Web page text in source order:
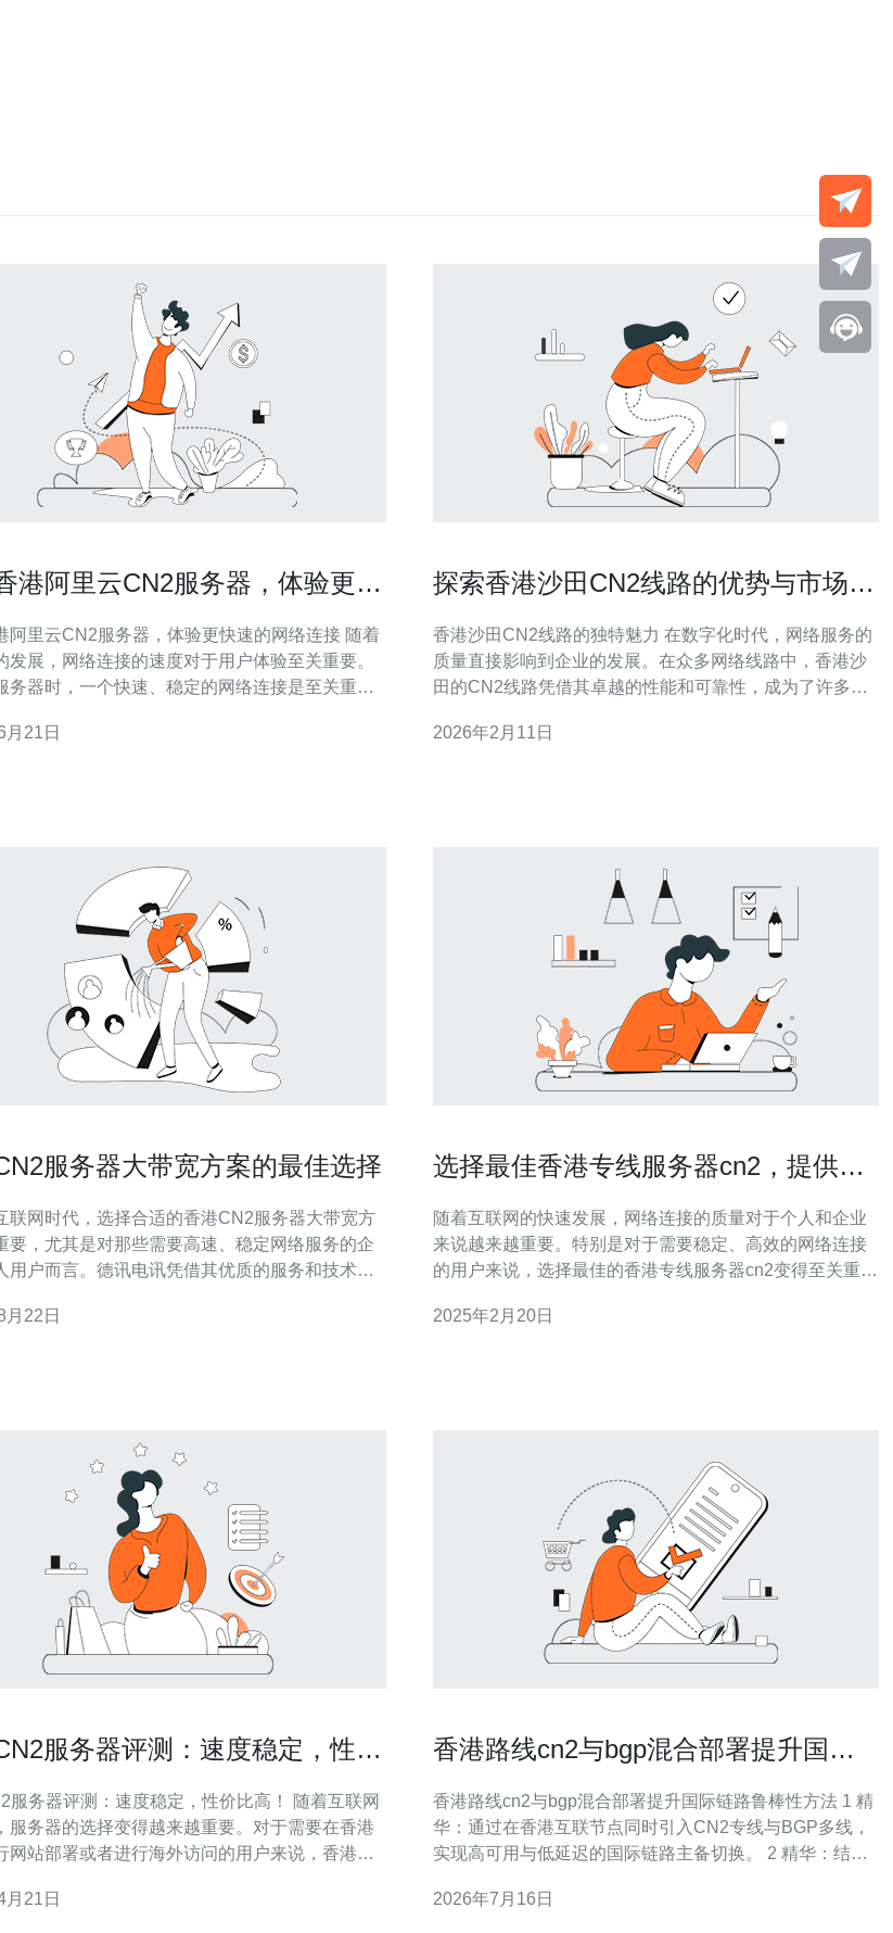
港阿里云CN2服务器，体验更快
阿里云CN2服务器，体验更快速的网络连接 随着
发展，网络连接的速度对于用户体验至关重要。
务器时，一个快速、稳定的网络连接是至关重要
别适合需要高速网络连接的用户。 阿里云CN2
月21日
探索香港沙田CN2线路的优势与市场竞
香港沙田CN2线路的独特魅力 在数字化时代，网络服务的
质量直接影响到企业的发展。在众多网络线路中，香港沙
田的CN2线路凭借其卓越的性能和可靠性，成为了许多企
场竞争力。 以下是香港沙田CN2线路的三大精华： 1. 高速
2026年2月11日
服务器大带宽方案的最佳选择
联网时代，选择合适的香港CN2服务器大带宽方
要，尤其是对那些需要高速、稳定网络服务的企
用户而言。德讯电讯凭借其优质的服务和技术支
将深入探讨香港CN2服务器的优势，以及为何德
月22日
选择最佳香港专线服务器cn2，提供高
随着互联网的快速发展，网络连接的质量对于个人和企业
来说越来越重要。特别是对于需要稳定、高效的网络连接
的用户来说，选择最佳的香港专线服务器cn2变得至关重
质量网络连接的服务器。它具有以下优势： 稳定性：香港
2025年2月20日
服务器评测：速度稳定，性价
务器评测：速度稳定，性价比高！ 随着互联网
服务器的选择变得越来越重要。对于需要在香港
网站部署或者进行海外访问的用户来说，香港
稳定性和性价比进行评测和分析。 首先，我们
月21日
香港路线cn2与bgp混合部署提升国际
香港路线cn2与bgp混合部署提升国际链路鲁棒性方法 1 精
华：通过在香港互联节点同时引入CN2专线与BGP多线，
实现高可用与低延迟的国际链路主备切换。 2 精华：结合
流，提升链路切换速度与鲁棒性，减少丢包与抖动。 3 精
2026年7月16日